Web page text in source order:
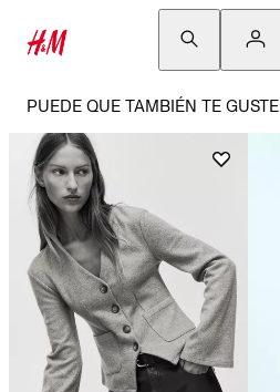
PUEDE QUE TAMBIÉN TE GUSTE